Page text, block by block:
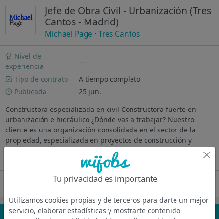
Jefe de Obra Civil - Urbanización (Tres
Cantos - Madrid)
Michael Page ·Tres Cantos
Nivel de
experiencia
---
Tipo de contrato
A tiempo completo
Publicada
25 jun.
Constructora especializada en civil Constructora fuerte en
urbanización e hidráulico ¿Dónde vas a trabajar? Nuestro
cliente es una organización consolidada en el sector de la
propiedad, especializada en proyectos de construcción y
urbanización. Se...
Oferta desactivada
Tu privacidad es importante
Utilizamos cookies propias y de terceros para darte un mejor
servicio, elaborar estadísticas y mostrarte contenido